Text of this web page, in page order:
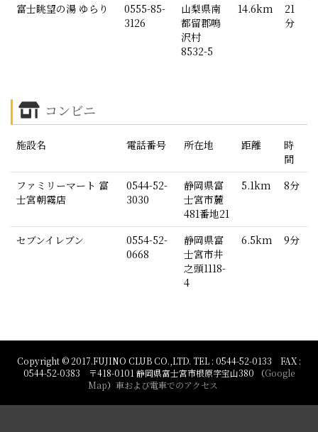
富士眺望の湯 ゆらり
0555-85-
3126
山梨県南
都留郡鳴
沢村
8532-5
14.6km
21
分
コンビニ
施設名 電話番号 所在地 距離
時
間
ファミリーマート 富
士宮朝霧店
0544-52-
3030
静岡県富
士宮市麓
481番地21
5.1km 8分
セブンイレブン
0554-52-
0668
静岡県富
士宮市井
之頭1118-
4
6.5km 9分
Copyright © 2017.FUJINO CLUB CO.,LTD. TEL : 0544-52-0133 FAX :
0544-52-0383 〒418-0101 静岡県富士宮市根原字宝山380 （Google
Map） 車および電車でのアクセス